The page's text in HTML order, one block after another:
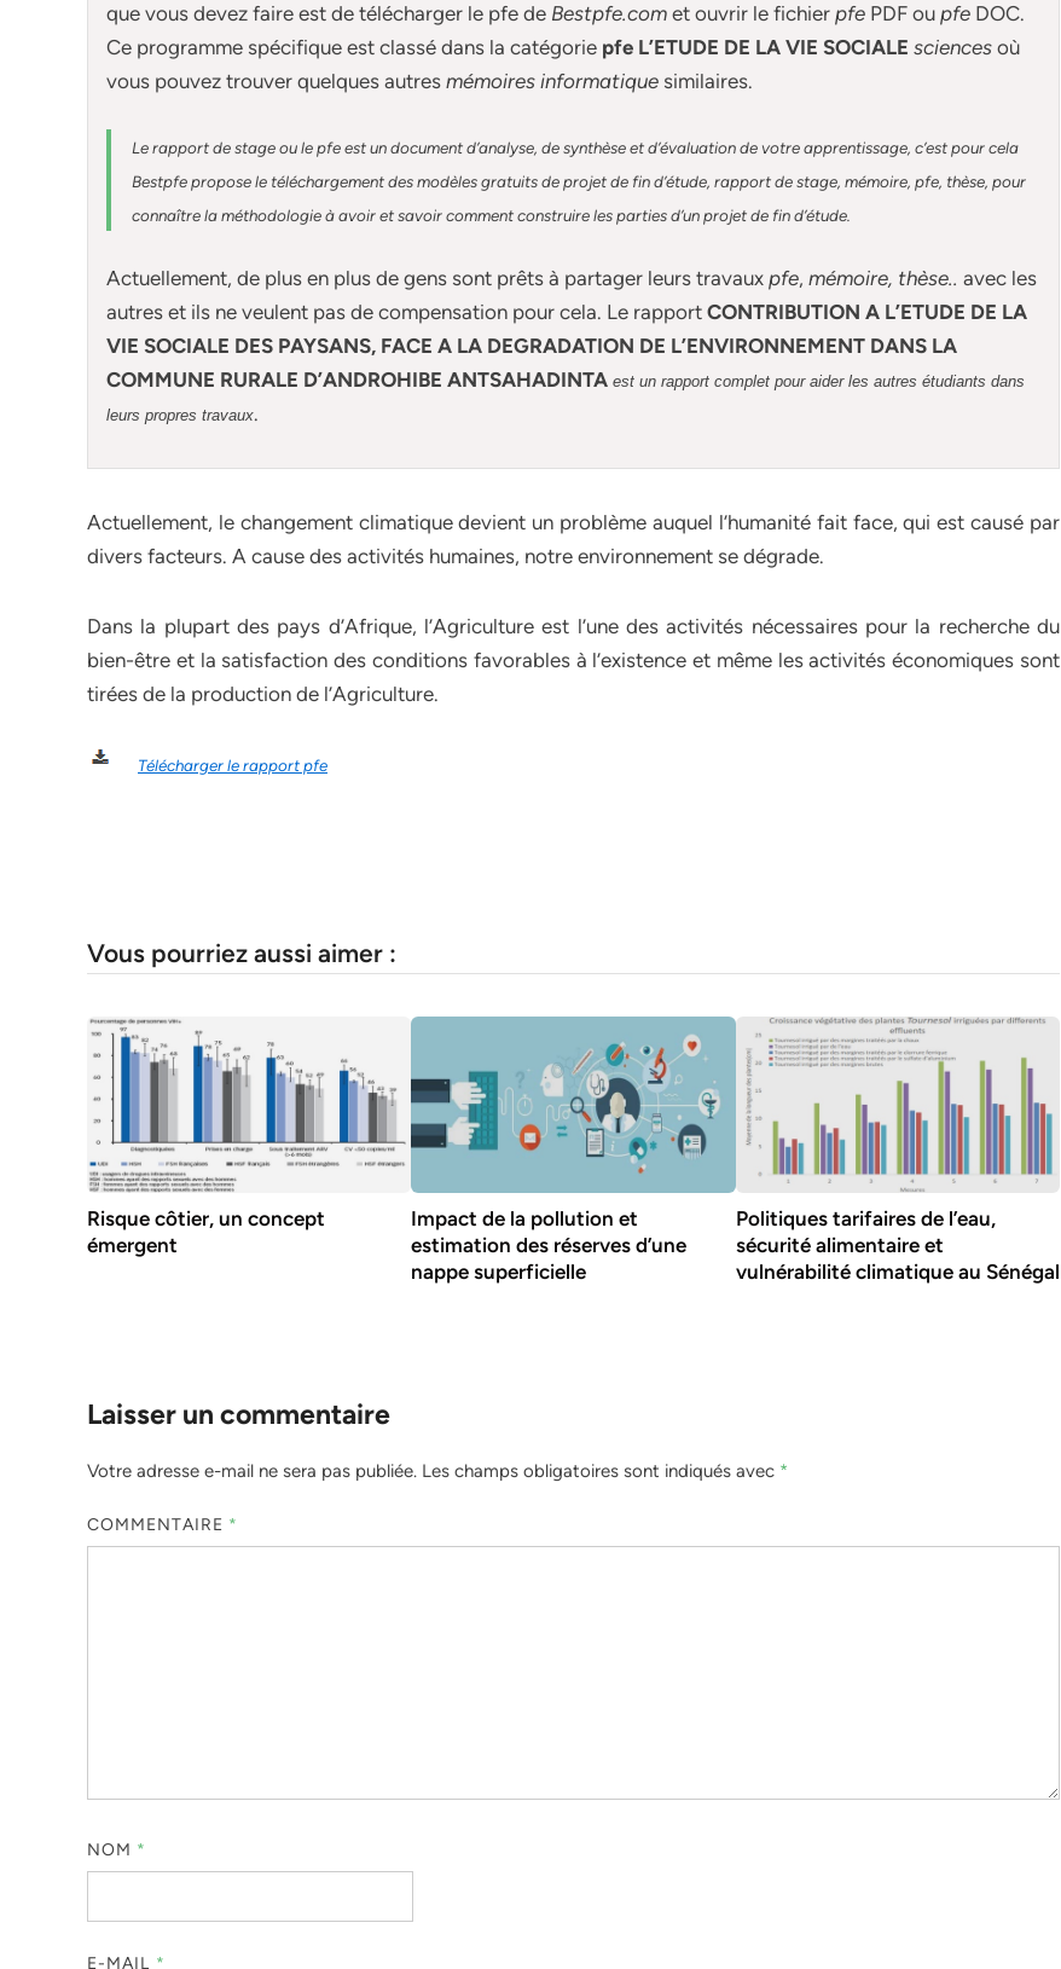
que vous devez faire est de télécharger le pfe de Bestpfe.com et ouvrir le fichier pfe PDF ou pfe DOC.
Ce programme spécifique est classé dans la catégorie pfe L’ETUDE DE LA VIE SOCIALE sciences où
vous pouvez trouver quelques autres mémoires informatique similaires.
Le rapport de stage ou le pfe est un document d’analyse, de synthèse et d’évaluation de votre apprentissage, c’est pour cela
Bestpfepropose le téléchargement des modèles gratuits de projet de fin d’étude, rapport de stage, mémoire, pfe, thèse, pour
connaître la méthodologie à avoir et savoir comment construire les parties d’un projet de fin d’étude
Actuellement, de plus en plus de gens sont prêts à partager leurs travaux pfe, mémoire, thèse.. avec les
autres et ils ne veulent pas de compensation pour cela. Le rapport CONTRIBUTION A L’ETUDE DE LA
VIE SOCIALE DES PAYSANS, FACE A LA DEGRADATION DE L’ENVIRONNEMENT DANS LA
COMMUNE RURALE D’ANDROHIBE ANTSAHADINTA est un rapport complet pour aider les autres étudiants dans
leurs propres travaux.
Actuellement, le changement climatique devient un problème auquel l’humanité fait face, qui est causé par
divers facteurs. A cause des activités humaines, notre environnement se dégrade.
Dans la plupart des pays d’Afrique, l’Agriculture est l’une des activités nécessaires pour la recherche du
bien-être et la satisfaction des conditions favorables à l’existence et même les activités économiques sont
tirées de la production de l’Agriculture.
Télécharger le rapport pfe
Vous pourriez aussi aimer :
Risque côtier, un concept
émergent
Impact de la pollution et
estimation des réserves d’une
nappe superficielle
Politiques tarifaires de l’eau,
sécurité alimentaire et
vulnérabilité climatique au Sénégal
Laisser un commentaire
Votre adresse e-mail ne sera pas publiée. Les champs obligatoires sont indiqués avec *
COMMENTAIRE *
NOM *
E-MAIL *